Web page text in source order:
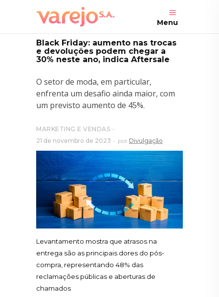
Menu
Black Friday: aumento nas trocas
e devoluções podem chegar a
30% neste ano, indica Aftersale
O setor de moda, em particular,
enfrenta um desafio ainda maior, com
um previsto aumento de 45%.
MARKETING E VENDAS
21 de novembro de 2023
por Divulgação
Levantamento mostra que atrasos na
entrega são as principais dores do pós-
compra, representando 48% das
reclamações públicas e aberturas de
chamados